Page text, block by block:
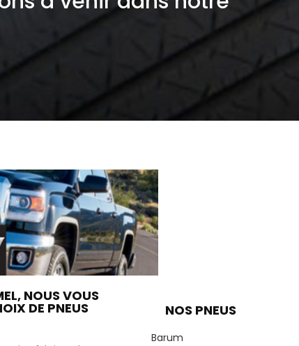
NOUS VOUS
DE PNEUS NOS PNEUS
Barum